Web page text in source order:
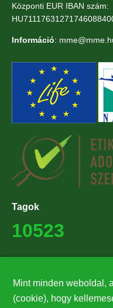
Központi EUR IBAN szám:
Információ:
Tagok
10523
27224
Mint minden weboldal,
(cookie), hogy